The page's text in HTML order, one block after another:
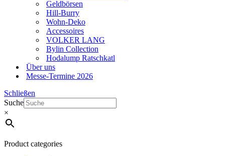
Geldbörsen
Hill-Burry
Wohn-Deko
Accessoires
VOLKER LANG
Bylin Collection
Hodalump Ratschkatl
Über uns
Messe-Termine 2026
Schließen
Suche
×
Product categories